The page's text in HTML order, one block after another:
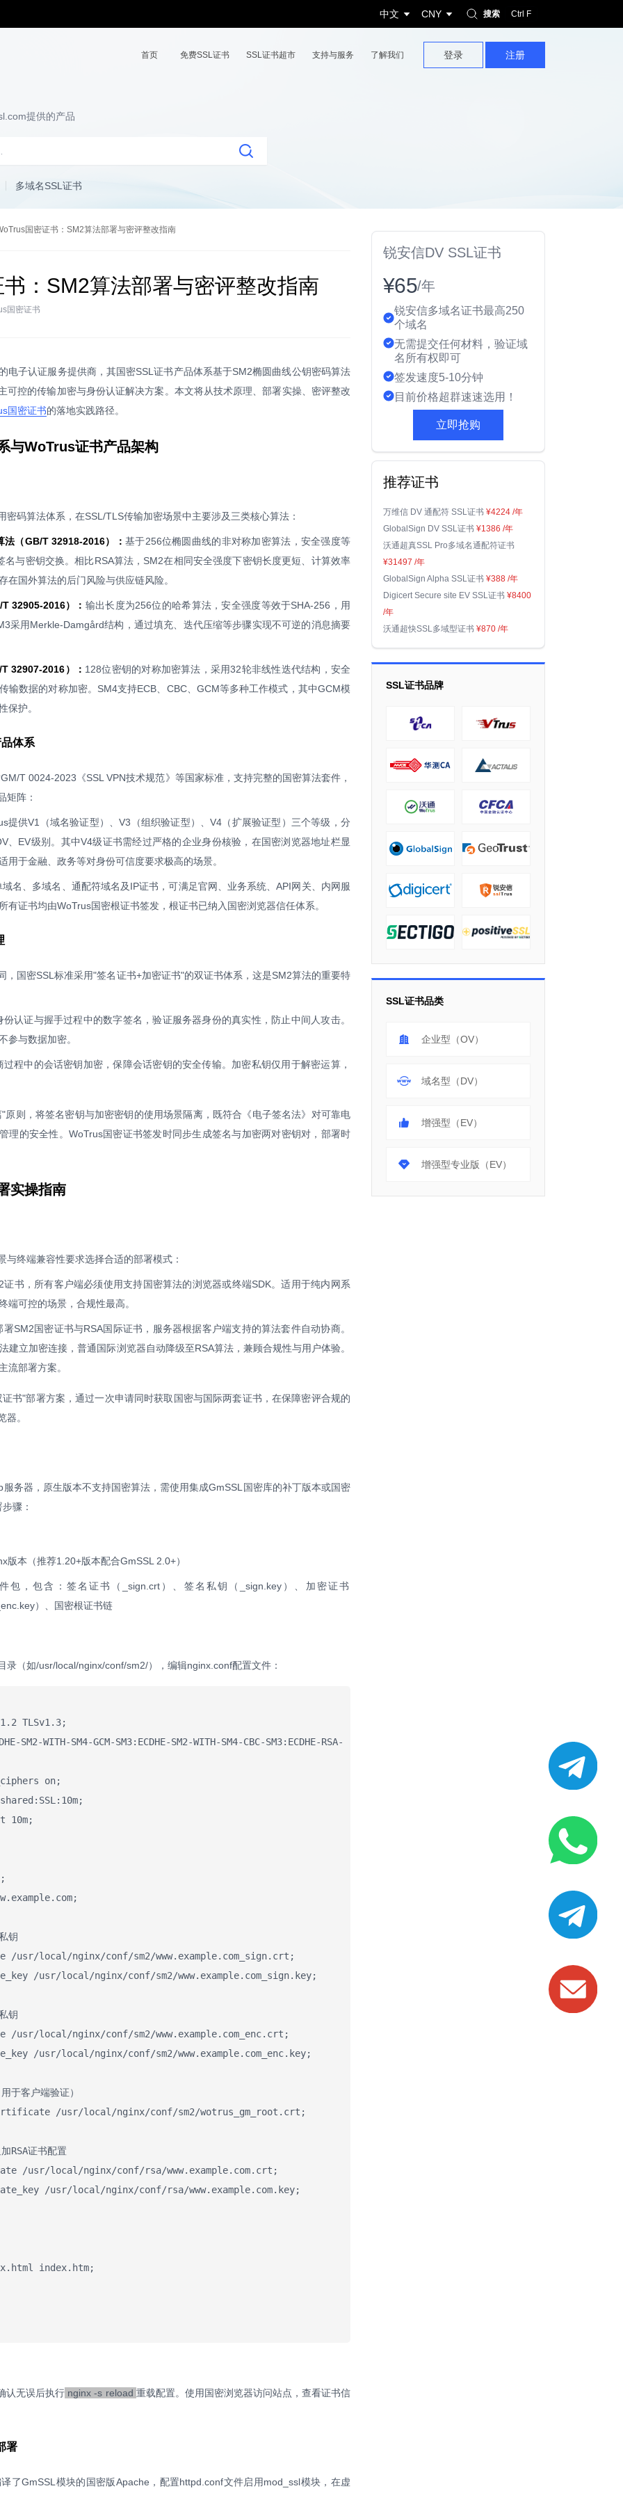
中文 CNY 搜索 Ctrl F
首页 免费SSL证书 SSL证书超市 支持与服务 了解我们 登录 注册
提供的产品
多域名SSL证书
国密证书：SM2算法部署与密评整改指南
：SM2算法部署与密评整改指南
国密证书
电子认证服务提供商，其国密SSL证书产品体系基于SM2椭圆曲线公钥密码算法
可控的传输加密与身份认证解决方案。本文将从技术原理、部署实操、密评整改
国密证书的落地实践路径。
与WoTrus证书产品架构
密码算法体系，在SSL/TLS传输加密场景中主要涉及三类核心算法：
（GB/T 32918-2016）： 基于256位椭圆曲线的非对称加密算法，安全强度等
名与密钥交换。相比RSA算法，SM2在相同安全强度下密钥长度更短、计算效率
在国外算法的后门风险与供应链风险。
32905-2016）： 输出长度为256位的哈希算法，安全强度等效于SHA-256，用
采用Merkle-Damgård结构，通过填充、迭代压缩等步骤实现不可逆的消息摘要
32907-2016）： 128位密钥的对称加密算法，采用32轮非线性迭代结构，安全
输数据的对称加密。SM4支持ECB、CBC、GCM等多种工作模式，其中GCM模
保护。
体系
T 0024-2023《SSL VPN技术规范》等国家标准，支持完整的国密算法套件，
矩阵：
提供V1（域名验证型）、V3（组织验证型）、V4（扩展验证型）三个等级，分
、EV级别。其中V4级证书需经过严格的企业身份核验，在国密浏览器地址栏显
用于金融、政务等对身份可信度要求极高的场景。
名、多域名、通配符域名及IP证书，可满足官网、业务系统、API网关、内网服
有证书均由WoTrus国密根证书签发，根证书已纳入国密浏览器信任体系。
，国密SSL标准采用"签名证书+加密证书"的双证书体系，这是SM2算法的重要特
份认证与握手过程中的数字签名，验证服务器身份的真实性，防止中间人攻击。
参与数据加密。
过程中的会话密钥加密，保障会话密钥的安全传输。加密私钥仅用于解密运算，
原则，将签名密钥与加密密钥的使用场景隔离，既符合《电子签名法》对可靠电
理的安全性。WoTrus国密证书签发时同步生成签名与加密两对密钥对，部署时
实操指南
与终端兼容性要求选择合适的部署模式：
证书，所有客户端必须使用支持国密算法的浏览器或终端SDK。适用于纯内网系
端可控的场景，合规性最高。
署SM2国密证书与RSA国际证书，服务器根据客户端支持的算法套件自动协商。
建立加密连接，普通国际浏览器自动降级至RSA算法，兼顾合规性与用户体验。
流部署方案。
书"部署方案，通过一次申请同时获取国密与国际两套证书，在保障密评合规的
器。
务器，原生版本不支持国密算法，需使用集成GmSSL国密库的补丁版本或国密
骤：
版本（推荐1.20+版本配合GmSSL 2.0+）
包，包含：签名证书（_sign.crt）、签名私钥（_sign.key）、加密证书
）、国密根证书链
录（如/usr/local/nginx/conf/sm2/），编辑nginx.conf配置文件：
认无误后执行 nginx -s reload 重载配置。使用国密浏览器访问站点，查看证书信
署
了GmSSL模块的国密版Apache，配置httpd.conf文件启用mod_ssl模块，在虚
锐安信DV SSL证书
¥65/年
锐安信多域名证书最高250
个域名
无需提交任何材料，验证域
名所有权即可
签发速度5-10分钟
目前价格超群速速选用！
立即抢购
推荐证书
万维信 DV 通配符 SSL证书 ¥4224 /年
GlobalSign DV SSL证书 ¥1386 /年
沃通超真SSL Pro多域名通配符证书
¥31497 /年
GlobalSign Alpha SSL证书 ¥388 /年
Digicert Secure site EV SSL证书 ¥8400
/年
沃通超快SSL多域型证书 ¥870 /年
SSL证书品牌
SSL证书品类
企业型（OV）
域名型（DV）
增强型（EV）
增强型专业版（EV）